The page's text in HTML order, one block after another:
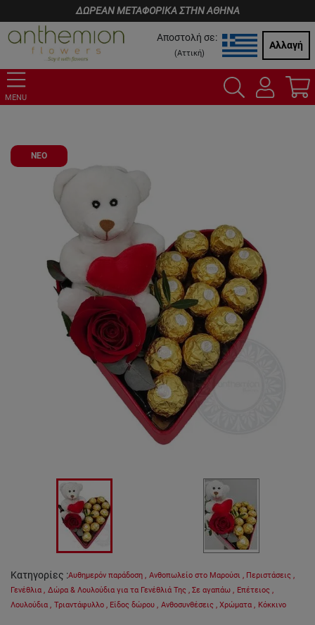
ΔΩΡΕΑΝ ΜΕΤΑΦΟΡΙΚΑ ΣΤΗΝ ΑΘΗΝΑ
Αποστολή σε:
(Αττική)
Αλλαγή
MENU
ΝΕΟ
Κατηγορίες :Αυθημερόν παράδοση , Ανθοπωλείο στο Μαρούσι , Περιστάσεις ,
Γενέθλια , Δώρα & Λουλούδια για τα Γενέθλιά Της , Σε αγαπάω , Επέτειος ,
Λουλούδια , Τριαντάφυλλο , Είδος δώρου , Ανθοσυνθέσεις , Χρώματα , Κόκκινο